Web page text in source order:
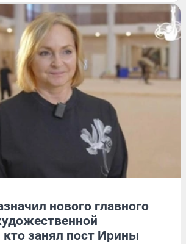
нового главного
кто занял пост Ирины